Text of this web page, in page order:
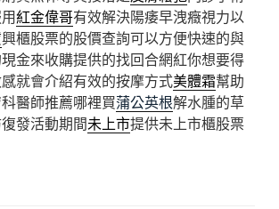
紅金偉哥有效解決陽痿早洩癥視力以
興櫃股票的股價查詢可以方便快速的與
金來收購提供的找回合網紅你想要得
就會介紹有效的按摩方式美體霜幫助
醫師推薦哪裡買蒲公英根解水腫的草
發活動期間未上市提供未上市櫃股票